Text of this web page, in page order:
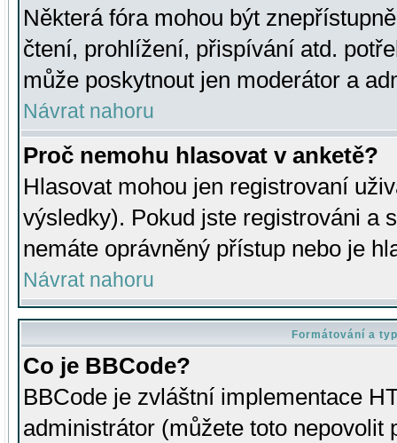
Některá fóra mohou být
čtení, prohlížení, přispívání atd.
může poskytnout jen moderátor a
Návrat nahoru
Proč nemohu hlasovat v anketě?
Hlasovat mohou jen registrovaní
výsledky). Pokud jste registrováni a
nemáte oprávněný přístup nebo je
Návrat nahoru
Formátování a
Co je BBCode?
BBCode je zvláštní implementace
administrátor (můžete toto